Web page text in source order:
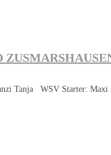
Tanja WSV Starter: